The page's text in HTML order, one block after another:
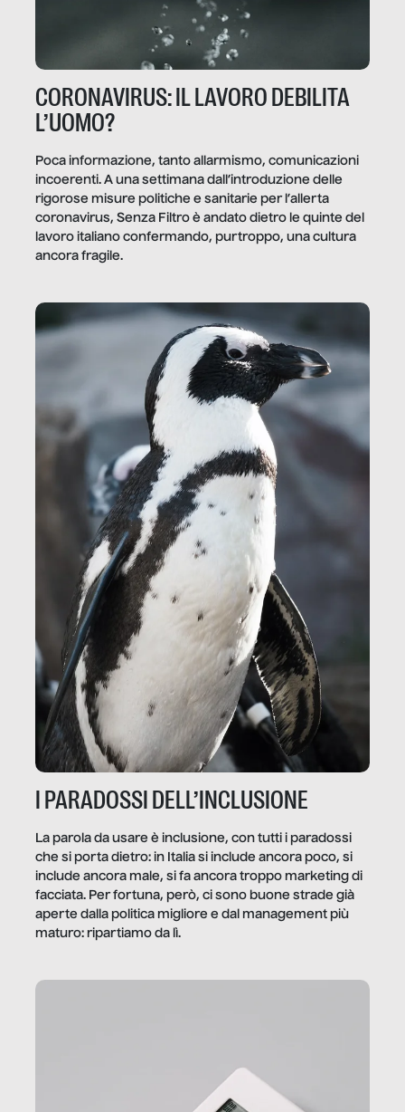
CORONAVIRUS: IL LAVORO DEBILITA
L’UOMO?
Poca informazione, tanto allarmismo, comunicazioni
incoerenti. A una settimana dall’introduzione delle
rigorose misure politiche e sanitarie per l’allerta
coronavirus, Senza Filtro è andato dietro le quinte del
lavoro italiano confermando, purtroppo, una cultura
ancora fragile.
I PARADOSSI DELL’INCLUSIONE
La parola da usare è inclusione, con tutti i paradossi
che si porta dietro: in Italia si include ancora poco, si
include ancora male, si fa ancora troppo marketing di
facciata. Per fortuna, però, ci sono buone strade già
aperte dalla politica migliore e dal management più
maturo: ripartiamo da lì.